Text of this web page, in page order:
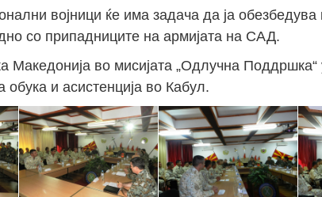
војници ќе има задача да ја обезбедува
со припадниците на армијата на САД.
Македонија во мисијата „Одлучна Поддршка“
и асистенција во Кабул.
Јан
Мај
46
Сеп
27
Јан
Мај
16
Сеп
40
Јан
Мај
28
Сеп
24
Јан
Мај
24
Сеп
19
Јан
Мај
17
Сеп
18
Јан
Мај
12
Сеп
19
Јан
Мај
34
Сеп
38
Јан
Мај
22
Сеп
42
Јан
Мај
37
Сеп
24
Јан
Мај
15
Сеп
21
Јан
Мај
29
Сеп
30
Јан
Мај
41
Сеп
31
Јан
Мај
3
Сеп
15